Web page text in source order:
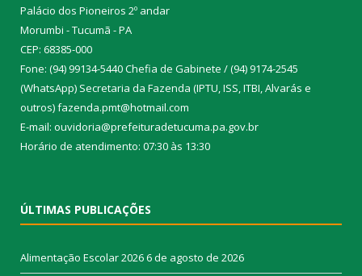
Palácio dos Pioneiros 2º andar
Morumbi - Tucumã - PA
CEP: 68385-000
Fone: (94) 99134-5440 Chefia de Gabinete / (94) 9174-2545
(WhatsApp) Secretaria da Fazenda (IPTU, ISS, ITBI, Alvarás e
outros) fazenda.pmt@hotmail.com
E-mail: ouvidoria@prefeituradetucuma.pa.gov.br
Horário de atendimento: 07:30 às 13:30
ÚLTIMAS PUBLICAÇÕES
Alimentação Escolar 20266 de agosto de 2026